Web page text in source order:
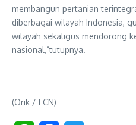
membangun pertanian
diberbagai wilayah Indonesia,
wilayah sekaligus mendorong
nasional,”tutupnya.
(Orik / LCN)